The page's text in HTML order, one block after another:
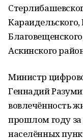
Караидельского,
Аскинского
Министр
Геннадий
вовлечённость
прошлом году
населённых